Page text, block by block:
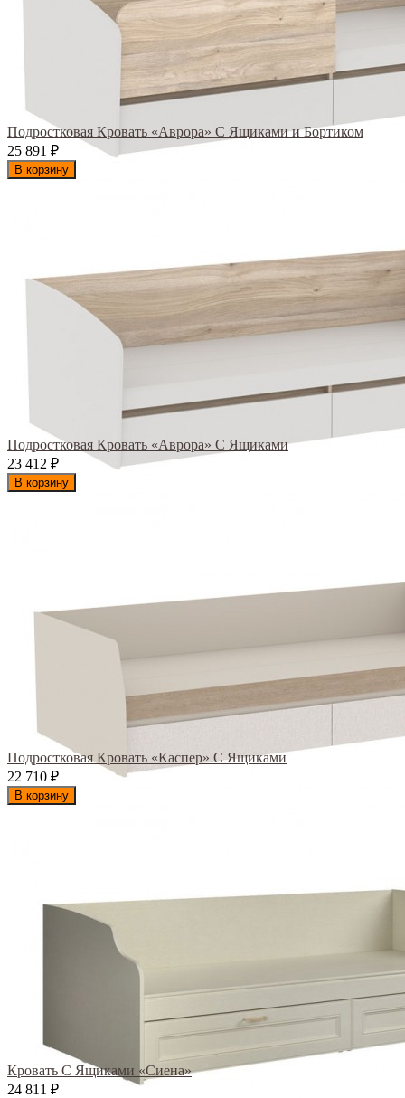
Подростковая Кровать «Аврора» С Ящиками и Бортиком
25 891
₽
В корзину
Подростковая Кровать «Аврора» С Ящиками
23 412 ₽
В корзину
Подростковая Кровать «Каспер» С Ящиками
22 710 ₽
В корзину
Кровать С Ящиками «Сиена»
24 811
₽